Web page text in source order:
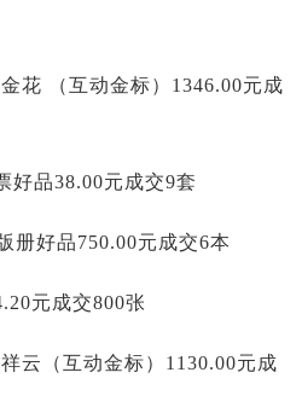
花 （互动金标）1346.00元成
好品38.00元成交9套
册好品750.00元成交6本
元成交800张
云（互动金标）1130.00元成